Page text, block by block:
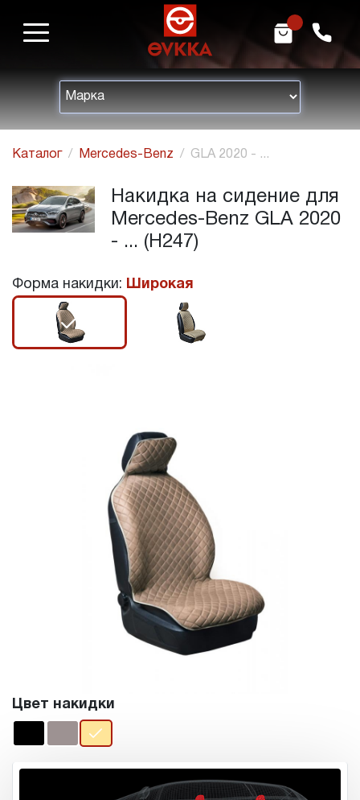
h m
Каталог Mercedes-Benz GLA 2020 - ...
Накидка на сидение для
Mercedes-Benz GLA 2020
- ... (H247)
Форма накидки: Широкая
r
Цвет накидки